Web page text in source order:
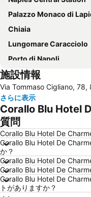
Palazzo Monaco di
Chiaia
Lungomare Caracciolo
Porto di Napoli
Scampìa
Castel dell'Ovo
Via Toledo
Stazione di Sorrento
Via Chiaia
Spaccanapoli
Funiculare di
Castel Nuovo
Montecalvario
施設情報
Via Tommaso Cigliano, 78,
さらに表示
Corallo Blu Hotel
質問
Corallo Blu Hotel De
Corallo Blu Hotel De
か？
Corallo Blu Hotel De
Corallo Blu Hotel De
Corallo Blu Hotel De
トがありますか？